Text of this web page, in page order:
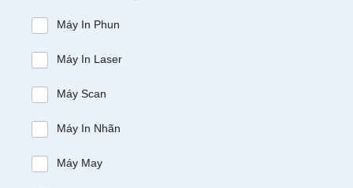
Máy In Phun
Máy In Laser
Máy Scan
Máy In Nhãn
Máy May